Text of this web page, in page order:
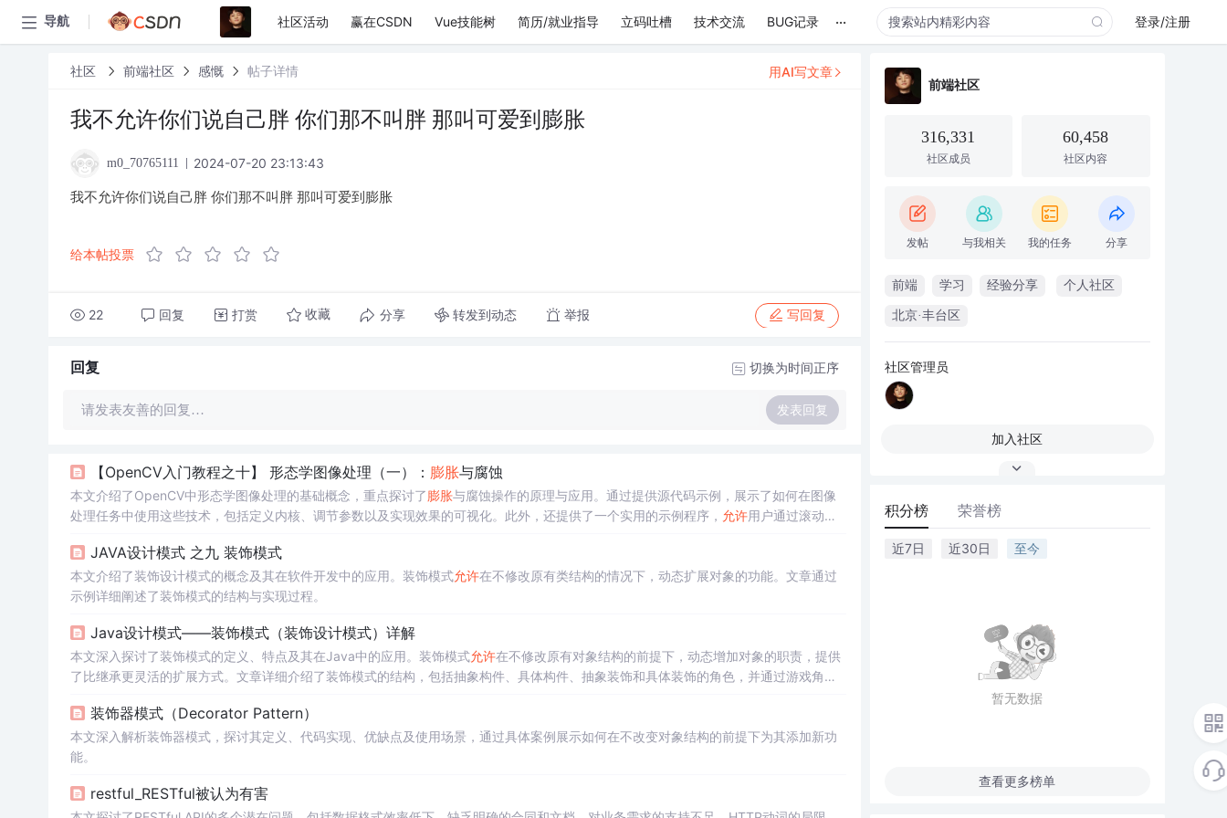
导航 社区活动 赢在CSDN Vue技能树 简历/就业指导 立码吐槽 技术交流 BUG记录 ... 登录/注册
社区 前端社区 感慨 帖子详情
我不允许你们说自己胖 你们那不叫胖 那叫可爱到膨胀
m0_70765111 2024-07-20 23:13:43
我不允许你们说自己胖 你们那不叫胖 那叫可爱到膨胀
给本帖投票
22 回复 打赏 收藏 分享 转发到动态 举报 写回复
用AI写文章
回复 切换为时间正序
请发表友善的回复… 发表回复
【OpenCV入门教程之十】 形态学图像处理（一）： 膨胀与腐蚀
本文介绍了OpenCV中形态学图像处理的基础概念，重点探讨了膨胀与腐蚀操作的原理与应用。通过提供源代码示例，展示了如何在图像
处理任务中使用这些技术，包括定义内核、调节参数以及实现效果的可视化。此外，还提供了一个实用的示例程序， 允许用户通过滚动条
JAVA设计模式 之九 装饰模式
本文介绍了装饰设计模式的概念及其在软件开发中的应用。装饰模式允许在不修改原有类结构的情况下，动态扩展对象的功能。文章通过
示例详细阐述了装饰模式的结构与实现过程。
Java设计模式——装饰模式（装饰设计模式）详解
本文深入探讨了装饰模式的定义、特点及其在Java中的应用。装饰模式允许在不修改原有对象结构的前提下，动态增加对象的职责，提供
了比继承更灵活的扩展方式。文章详细介绍了装饰模式的结构，包括抽象构件、具体构件、抽象装饰和具体装饰的角色，并通过游戏角色
装饰器模式（Decorator Pattern）
本文深入解析装饰器模式，探讨其定义、代码实现、优缺点及使用场景，通过具体案例展示如何在不改变对象结构的前提下为其添加新功
能。
restful_RESTful被认为有害
前端社区
316,331
社区成员
60,458
社区内容
发帖 与我相关 我的任务 分享
前端 学习 经验分享 个人社区
北京·丰台区
社区管理员
加入社区
积分榜 荣誉榜
近7日 近30日 至今
暂无数据
查看更多榜单